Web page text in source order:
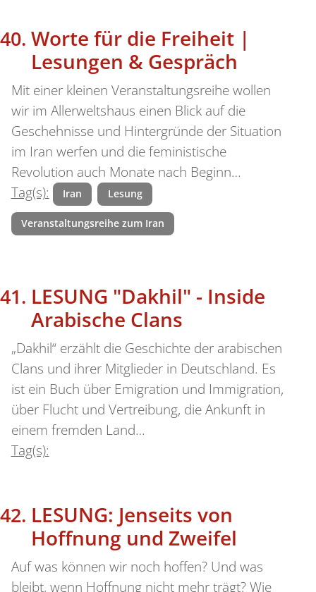
Worte für die Freiheit |
Lesungen & Gespräch
Mit einer kleinen Veranstaltungsreihe wollen
wir im Allerweltshaus einen Blick auf die
Geschehnisse und Hintergründe der Situation
im Iran werfen und die feministische
Revolution auch Monate nach Beginn…
Tag(s):
Iran Lesung
Veranstaltungsreihe zum Iran
LESUNG "Dakhil" - Inside
Arabische Clans
„Dakhil“ erzählt die Geschichte der arabischen
Clans und ihrer Mitglieder in Deutschland. Es
ist ein Buch über Emigration und Immigration,
über Flucht und Vertreibung, die Ankunft in
einem fremden Land…
Tag(s):
LESUNG: Jenseits von
Hoffnung und Zweifel
Auf was können wir noch hoffen? Und was
bleibt, wenn Hoffnung nicht mehr trägt? Wie